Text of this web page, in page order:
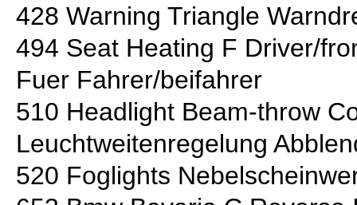
428 Warning Triangle
494 Seat Heating F Driver/
Fuer Fahrer/beifahrer
510 Headlight Beam-throw
Leuchtweitenregelung
520 Foglights